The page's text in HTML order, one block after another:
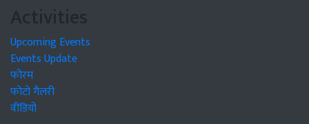
Activities
Upcoming Events
Events Update
फोरम
फोटो गैलरी
वीडियो